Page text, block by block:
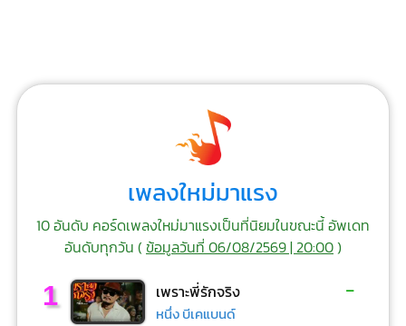
เพลงใหม่มาแรง
10 อันดับ คอร์ดเพลงใหม่มาแรงเป็นที่นิยมในขณะนี้ อัพเดท
อันดับทุกวัน (ข้อมูลวันที่ 06/08/2569 | 20:00)
1 เพราะพี่รักจริง
หนึ่ง บีเคแบนด์
-